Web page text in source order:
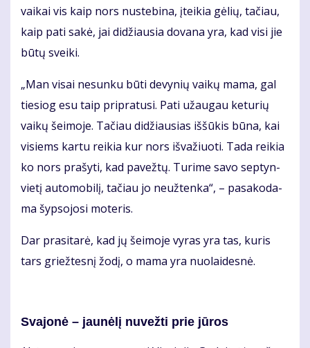
vai­kai vis kaip nors nu­ste­bi­na, įtei­kia gė­lių, ta­čiau,
kaip pa­ti sa­kė, jai di­džiau­sia do­va­na yra, kad vi­si jie
bū­tų svei­ki.
„Man vi­sai ne­sun­ku bū­ti de­vy­nių vai­kų ma­ma, gal
tie­siog esu taip pri­pra­tu­si. Pa­ti už­au­gau ke­tu­rių
vai­kų šei­mo­je. Ta­čiau di­džiau­sias iš­šū­kis bū­na, kai
vi­siems kar­tu rei­kia kur nors iš­va­žiuo­ti. Ta­da rei­kia
ko nors pra­šy­ti, kad pa­vež­tų. Tu­ri­me sa­vo sep­tyn­
vie­tį au­to­mo­bi­lį, ta­čiau jo ne­už­ten­ka“, – pa­sa­ko­da­
ma šyp­so­jo­si mo­te­ris.
Dar pra­si­ta­rė, kad jų šei­mo­je vy­ras yra tas, ku­ris
tars griež­tes­nį žo­dį, o ma­ma yra nuo­lai­des­nė.
Sva­jo­nė – jau­nė­lį nu­vež­ti prie jū­ros